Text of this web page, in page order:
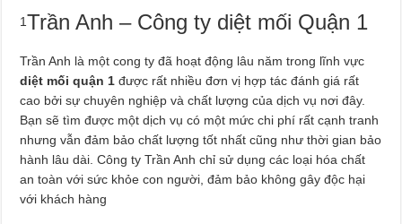
1 Trần Anh – Công ty diệt mối Quận 1
Trần Anh là một cong ty đã hoạt động lâu năm trong lĩnh vực
diệt mối quận 1 được rất nhiều đơn vị hợp tác đánh giá rất
cao bởi sự chuyên nghiệp và chất lượng của dịch vụ nơi đây.
Bạn sẽ tìm được một dịch vụ có một mức chi phí rất cạnh tranh
nhưng vẫn đảm bảo chất lượng tốt nhất cũng như thời gian bảo
hành lâu dài. Công ty Trần Anh chỉ sử dụng các loại hóa chất
an toàn với sức khỏe con người, đảm bảo không gây độc hại
với khách hàng